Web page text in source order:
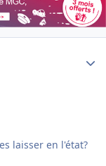
laisser en l'état?